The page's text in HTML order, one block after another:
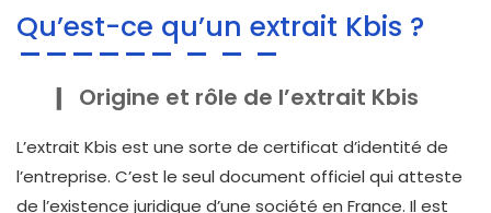
Qu’est-ce qu’un extrait Kbis ?
Origine et rôle de l’extrait Kbis
L’extrait Kbis est une sorte de certificat d’identité de
l’entreprise. C’est le seul document officiel qui atteste
de l’existence juridique d’une société en France. Il est